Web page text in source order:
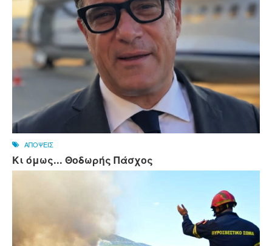
ΑΠΟΨΕΙΣ
Κι όμως... Θοδωρής Πάσχος